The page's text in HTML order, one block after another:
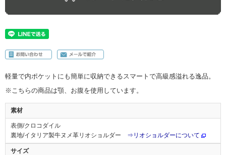
軽量で内ポケットにも簡単に収納できるスマートで高級感溢れる逸品。
※こちらの商品は顎、お腹を使用しています。
素材
表側/クロコダイル
裏地/イタリア製牛ヌメ革リオショルダー ⇒リオショルダーについて
サイズ